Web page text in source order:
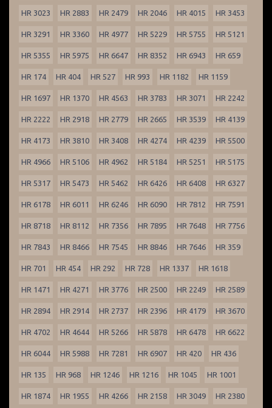
HR 3023 HR 2883 HR 2479 HR 2046 HR 4015 HR 3453
HR 3291 HR 3360 HR 4977 HR 5229 HR 5755 HR 5121
HR 5355 HR 5975 HR 6647 HR 8352 HR 6943 HR 659
HR 174 HR 404 HR 527 HR 993 HR 1182 HR 1159
HR 1697 HR 1370 HR 4563 HR 3783 HR 3071 HR 2242
HR 2222 HR 2918 HR 2779 HR 2665 HR 3539 HR 4139
HR 4173 HR 3810 HR 3408 HR 4274 HR 4239 HR 5500
HR 4966 HR 5106 HR 4962 HR 5184 HR 5251 HR 5175
HR 5317 HR 5473 HR 5462 HR 6426 HR 6408 HR 6327
HR 6178 HR 6011 HR 6246 HR 6090 HR 7812 HR 7591
HR 8718 HR 8112 HR 7356 HR 7895 HR 7648 HR 7756
HR 7843 HR 8466 HR 7545 HR 8846 HR 7646 HR 359
HR 701 HR 454 HR 292 HR 728 HR 1337 HR 1618
HR 1471 HR 4271 HR 3776 HR 2500 HR 2249 HR 2589
HR 2894 HR 2914 HR 2737 HR 2396 HR 4179 HR 3670
HR 4702 HR 4644 HR 5266 HR 5878 HR 6478 HR 6622
HR 6044 HR 5988 HR 7281 HR 6907 HR 420 HR 436
HR 135 HR 968 HR 1246 HR 1216 HR 1045 HR 1001
HR 1874 HR 1955 HR 4266 HR 2158 HR 3049 HR 2380